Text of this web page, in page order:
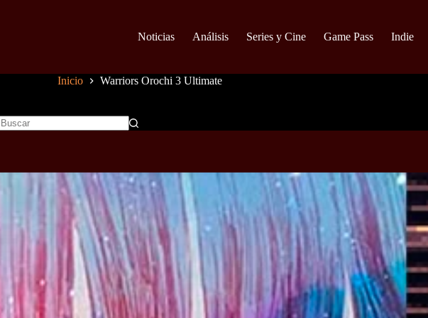
Noticias Análisis Series y Cine Game Pass Indie
Inicio Warriors Orochi 3 Ultimate